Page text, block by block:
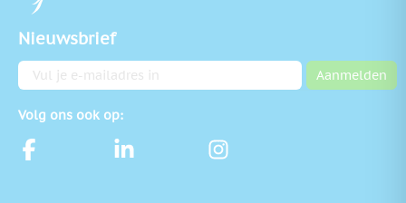
Nieuwsbrief
E-mailadres Aanmelden
Volg ons ook op: